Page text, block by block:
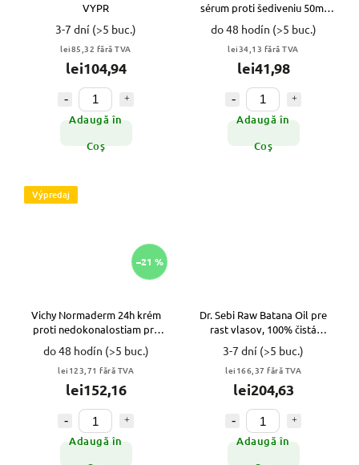
VYPR
3-7 dní (>5 buc.)
lei85,32 fără TVA
lei104,94
Adaugă în
Coş
sérum proti šediveniu 50ml
VYPR
do 48 hodín (>5 buc.)
lei34,13 fără TVA
lei41,98
Adaugă în
Coş
Výpredaj
–21 %
Vichy Normaderm 24h krém
proti nedokonalostiam pre
mastnú pleť VYPR
do 48 hodín (>5 buc.)
lei123,71 fără TVA
lei152,16
Adaugă în
Dr. Sebi Raw Batana Oil pre
rast vlasov, 100% čistá
organická Batana vlasová
maska
3-7 dní (>5 buc.)
lei166,37 fără TVA
lei204,63
Adaugă în